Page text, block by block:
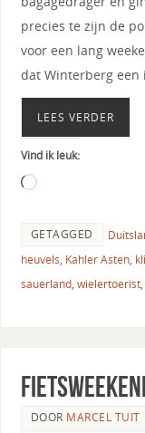
precies te zijn de
voor een lang
dat Winterberg een
LEES VERDER
Vind ik leuk:
GETAGGED
heuvels, Kahler Asten,
sauerland, wielertoerist,
DOOR MARCEL TUIT